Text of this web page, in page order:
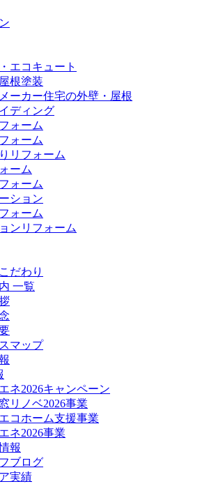
エコキュート
根塗装
ーカー住宅の外壁・屋根
ディング
ォーム
ォーム
リフォーム
ーム
ォーム
ション
ォーム
ンリフォーム
だわり
一覧
マップ
ネ2026キャンペーン
リノベ2026事業
コホーム支援事業
ネ2026事業
報
ブログ
実績